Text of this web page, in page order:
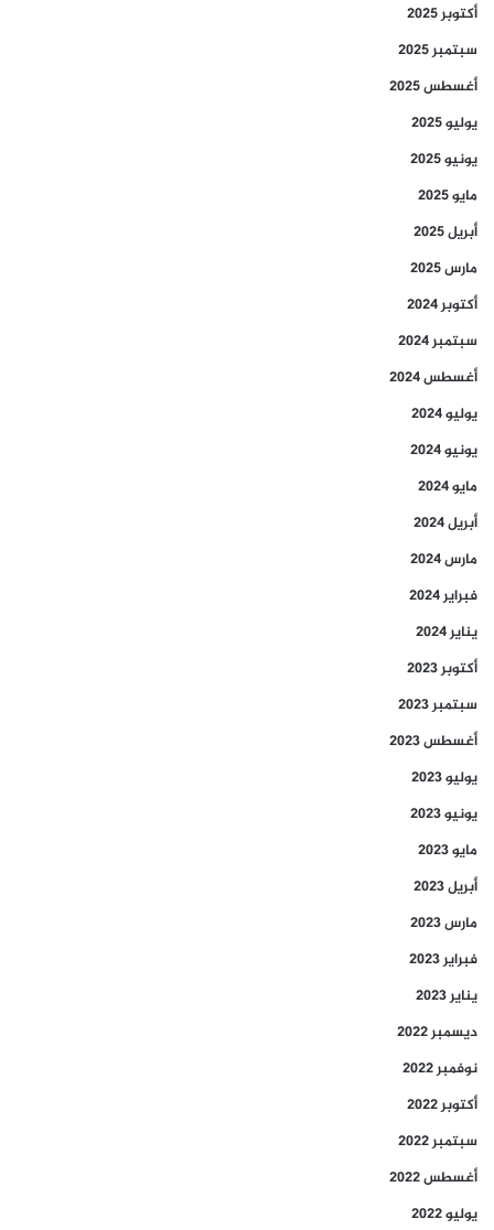
أكتوبر 2025
سبتمبر 2025
أغسطس 2025
يوليو 2025
يونيو 2025
مايو 2025
أبريل 2025
مارس 2025
أكتوبر 2024
سبتمبر 2024
أغسطس 2024
يوليو 2024
يونيو 2024
مايو 2024
أبريل 2024
مارس 2024
فبراير 2024
يناير 2024
أكتوبر 2023
سبتمبر 2023
أغسطس 2023
يوليو 2023
يونيو 2023
مايو 2023
أبريل 2023
مارس 2023
فبراير 2023
يناير 2023
ديسمبر 2022
نوفمبر 2022
أكتوبر 2022
سبتمبر 2022
أغسطس 2022
يوليو 2022